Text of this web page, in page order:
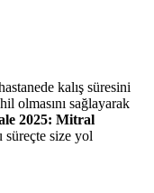
kalış süresini
olmasını sağlayarak
2025: Mitral
süreçte size yol